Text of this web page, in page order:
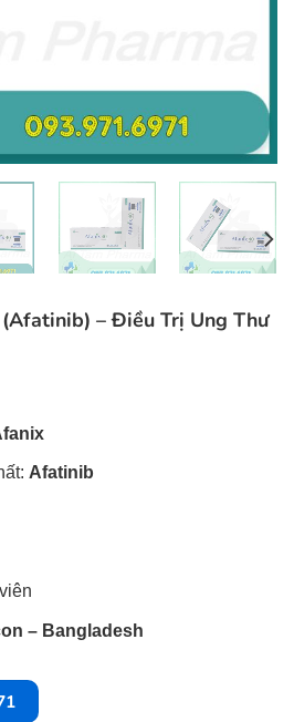
– Điều Trị Ung Thư
Afatinib
– Bangladesh